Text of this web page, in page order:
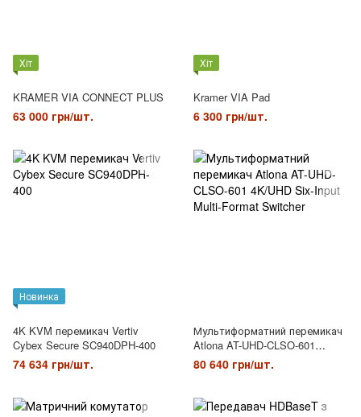
Хіт
KRAMER VIA CONNECT PLUS
63 000 грн/шт.
Хіт
Kramer VIA Pad
6 300 грн/шт.
Новинка
4K KVM перемикач Vertiv
Cybex Secure SC940DPH-400
74 634 грн/шт.
Мультиформатний перемикач
Atlona AT-UHD-CLSO-601
4K/UHD Six-Input Multi-Format
Switcher
80 640 грн/шт.